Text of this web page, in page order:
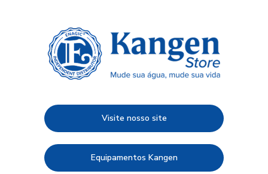
Visite nosso site
Equipamentos Kangen